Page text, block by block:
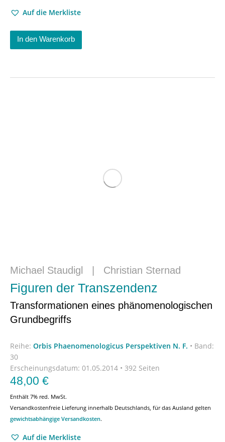
Auf die Merkliste
In den Warenkorb
Michael Staudigl Christian Sternad
Figuren der Transzendenz
Transformationen eines phänomenologischen
Grundbegriffs
Reihe: Orbis Phaenomenologicus Perspektiven N. F. • Band:
30
Erscheinungsdatum: 01.05.2014 • 392 Seiten
48,00 €
Enthält 7% red. MwSt.
Versandkostenfreie Lieferung innerhalb Deutschlands, für das Ausland gelten
gewichtsabhängige Versandkosten.
Auf die Merkliste